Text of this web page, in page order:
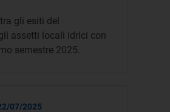
gli esiti del
assetti locali idrici con
semestre 2025.
07/2025